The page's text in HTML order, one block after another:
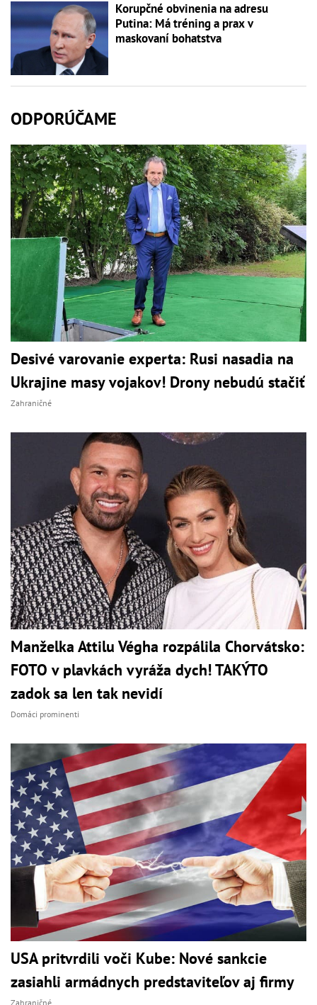
Korupčné obvinenia na adresu
Putina: Má tréning a prax v
maskovaní bohatstva
ODPORÚČAME
Desivé varovanie experta: Rusi nasadia na
Ukrajine masy vojakov! Drony nebudú stačiť
Zahraničné
Manželka Attilu Végha rozpálila Chorvátsko:
FOTO v plavkách vyráža dych! TAKÝTO
zadok sa len tak nevidí
Domáci prominenti
USA pritvrdili voči Kube: Nové sankcie
zasiahli armádnych predstaviteľov aj firmy
Zahraničné